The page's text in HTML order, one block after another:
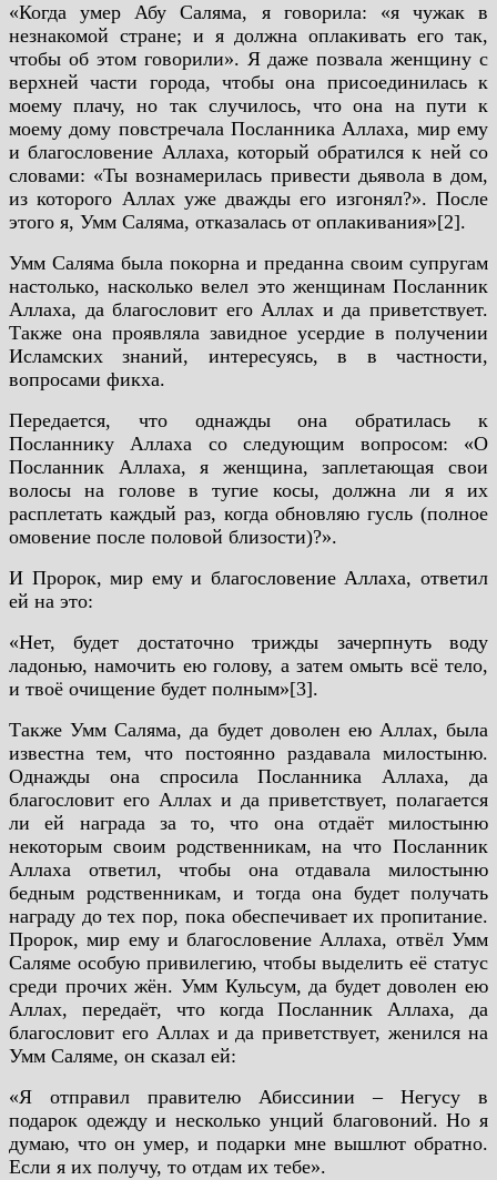
«Когда умер Абу Саляма, я говорила: «я чужак в
незнакомой стране; и я должна оплакивать его так,
чтобы об этом говорили». Я даже позвала женщину с
верхней части города, чтобы она присоединилась к
моему плачу, но так случилось, что она на пути к
моему дому повстречала Посланника Аллаха, мир ему
и благословение Аллаха, который обратился к ней со
словами: «Ты вознамерилась привести дьявола в дом,
из которого Аллах уже дважды его изгонял?». После
этого я, Умм Саляма, отказалась от оплакивания»[2].
Умм Саляма была покорна и преданна своим супругам
настолько, насколько велел это женщинам Посланник
Аллаха, да благословит его Аллах и да приветствует.
Также она проявляла завидное усердие в получении
Исламских знаний, интересуясь, в в частности,
вопросами фикха.
Передается, что однажды она обратилась к
Посланнику Аллаха со следующим вопросом: «О
Посланник Аллаха, я женщина, заплетающая свои
волосы на голове в тугие косы, должна ли я их
расплетать каждый раз, когда обновляю гусль (полное
омовение после половой близости)?».
И Пророк, мир ему и благословение Аллаха, ответил
ей на это:
«Нет, будет достаточно трижды зачерпнуть воду
ладонью, намочить ею голову, а затем омыть всё тело,
и твоё очищение будет полным»[3].
Также Умм Саляма, да будет доволен ею Аллах, была
известна тем, что постоянно раздавала милостыню.
Однажды она спросила Посланника Аллаха, да
благословит его Аллах и да приветствует, полагается
ли ей награда за то, что она отдаёт милостыню
некоторым своим родственникам, на что Посланник
Аллаха ответил, чтобы она отдавала милостыню
бедным родственникам, и тогда она будет получать
награду до тех пор, пока обеспечивает их пропитание.
Пророк, мир ему и благословение Аллаха, отвёл Умм
Саляме особую привилегию, чтобы выделить её статус
среди прочих жён. Умм Кульсум, да будет доволен ею
Аллах, передаёт, что когда Посланник Аллаха, да
благословит его Аллах и да приветствует, женился на
Умм Саляме, он сказал ей:
«Я отправил правителю Абиссинии – Негусу в
подарок одежду и несколько унций благовоний. Но я
думаю, что он умер, и подарки мне вышлют обратно.
Если я их получу, то отдам их тебе».